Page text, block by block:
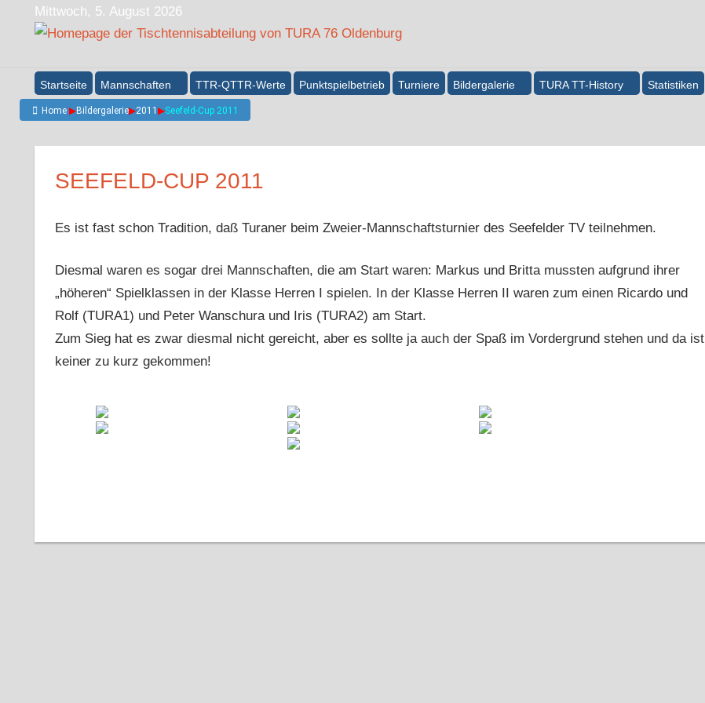
Mittwoch, 5. August 2026
Startseite Mannschaften TTR-QTTR-Werte Punktspielbetrieb Turniere Bildergalerie TURA TT-History Statistiken
Home ▶Bildergalerie▶2011 ▶Seefeld-Cup 2011
SEEFELD-CUP 2011
Es ist fast schon Tradition, daß Turaner beim Zweier-Mannschaftsturnier des Seefelder TV teilnehmen.
Diesmal waren es sogar drei Mannschaften, die am Start waren: Markus und Britta mussten aufgrund ihrer
„höheren“ Spielklassen in der Klasse Herren I spielen. In der Klasse Herren II waren zum einen Ricardo und
Rolf (TURA1) und Peter Wanschura und Iris (TURA2) am Start.
Zum Sieg hat es zwar diesmal nicht gereicht, aber es sollte ja auch der Spaß im Vordergrund stehen und da ist
keiner zu kurz gekommen!